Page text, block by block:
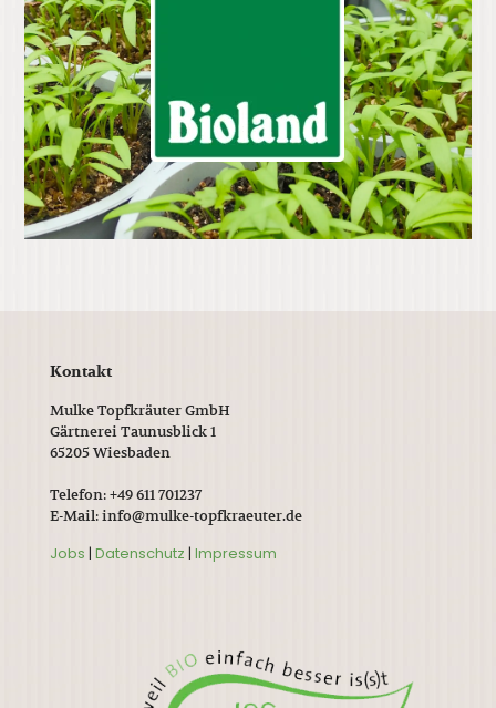
Kontakt
Mulke Topfkräuter GmbH
Gärtnerei Taunusblick 1
65205 Wiesbaden
Telefon: +49 611 701237
E-Mail: info@mulke-topfkraeuter.de
Jobs | Datenschutz | Impressum